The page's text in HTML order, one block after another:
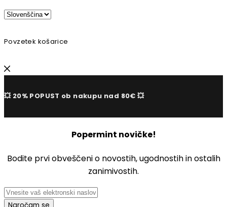
Povzetek košarice
💥 20% POPUST ob nakupu nad 80€ 💥
Popermint novičke!
Bodite prvi obveščeni o novostih, ugodnostih in ostalih
zanimivostih.